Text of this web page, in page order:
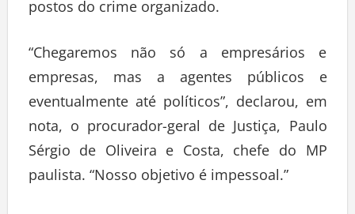
postos do crime organizado.
“Chegaremos não só a empresários e
empresas, mas a agentes públicos e
eventualmente até políticos”, declarou, em
nota, o procurador-geral de Justiça, Paulo
Sérgio de Oliveira e Costa, chefe do MP
paulista. “Nosso objetivo é impessoal.”